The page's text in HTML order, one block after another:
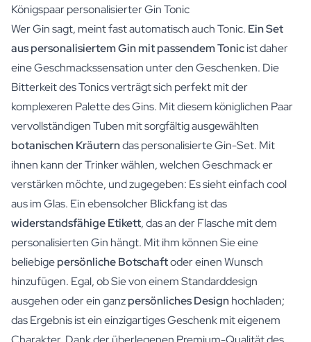
Königspaar personalisierter Gin Tonic
Wer Gin sagt, meint fast automatisch auch Tonic. Ein Set
aus personalisiertem Gin mit passendem Tonicist daher
eine Geschmackssensation unter den Geschenken. Die
Bitterkeit des Tonics verträgt sich perfekt mit der
komplexeren Palette des Gins. Mit diesem königlichen Paar
vervollständigen Tuben mit sorgfältig ausgewählten
botanischen Kräuterndas personalisierte Gin-Set. Mit
ihnen kann der Trinker wählen, welchen Geschmack er
verstärken möchte, und zugegeben: Es sieht einfach cool
aus im Glas. Ein ebensolcher Blickfang ist das
widerstandsfähige Etikett, das an der Flasche mit dem
personalisierten Gin hängt. Mit ihm können Sie eine
beliebigepersönliche Botschaftoder einen Wunsch
hinzufügen. Egal, ob Sie von einem Standarddesign
ausgehen oder ein ganzpersönliches Designhochladen;
das Ergebnis ist ein einzigartiges Geschenk mit eigenem